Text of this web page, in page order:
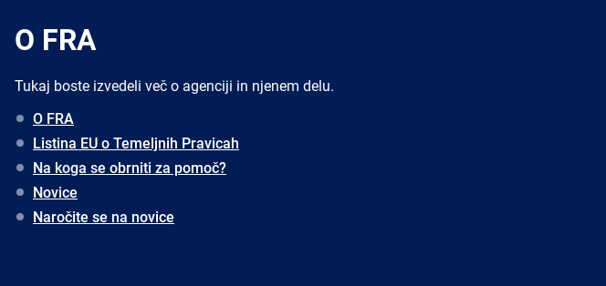
O FRA
Tukaj boste izvedeli več o agenciji in njenem delu.
O FRA
Listina EU o Temeljnih Pravicah
Na koga se obrniti za pomoč?
Novice
Naročite se na novice